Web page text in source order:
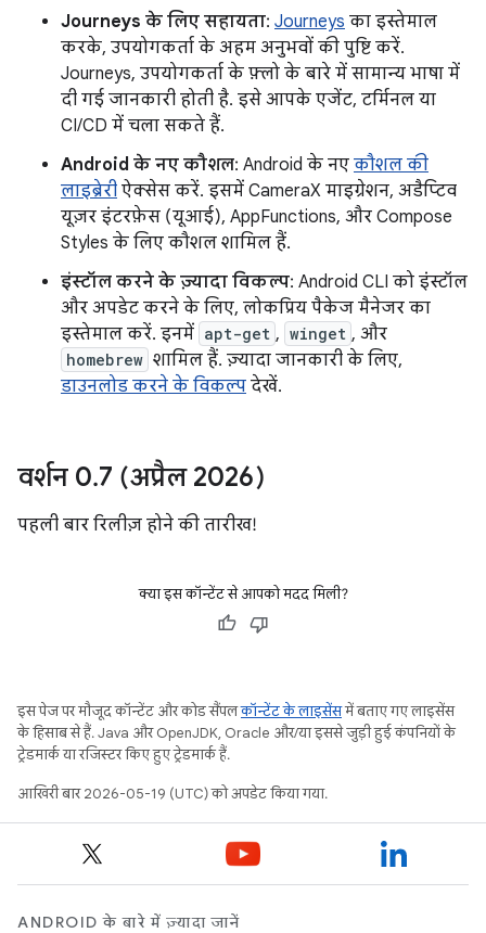
Journeys के लिए सहायता: Journeys का इस्तेमाल
करके, उपयोगकर्ता के अहम अनुभवों की पुष्टि करें.
Journeys, उपयोगकर्ता के फ़्लो के बारे में सामान्य भाषा में
दी गई जानकारी होती है. इसे आपके एजेंट, टर्मिनल या
CI/CD में चला सकते हैं.
Android के नए कौशल: Android के नए कौशल की
लाइब्रेरी ऐक्सेस करें. इसमें CameraX माइग्रेशन, अडैप्टिव
यूज़र इंटरफ़ेस (यूआई), AppFunctions, और Compose
Styles के लिए कौशल शामिल हैं.
इंस्टॉल करने के ज़्यादा विकल्प: Android CLI को इंस्टॉल
और अपडेट करने के लिए, लोकप्रिय पैकेज मैनेजर का
इस्तेमाल करें. इनमें apt-get , winget , और
homebrew शामिल हैं. ज़्यादा जानकारी के लिए,
डाउनलोड करने के विकल्प देखें.
वर्शन 0.7 (अप्रैल 2026)
पहली बार रिलीज़ होने की तारीख!
क्या इस कॉन्टेंट से आपको मदद मिली?
इस पेज पर मौजूद कॉन्टेंट और कोड सैंपलकॉन्टेंट के लाइसेंसमें बताए गए लाइसेंस
के हिसाब से हैं. Java और OpenJDK, Oracle और/या इससे जुड़ी हुई कंपनियों के
ट्रेडमार्क या रजिस्टर किए हुए ट्रेडमार्क हैं.
आखिरी बार 2026-05-19 (UTC) को अपडेट किया गया.
ANDROID के बारे में ज़्यादा जानें